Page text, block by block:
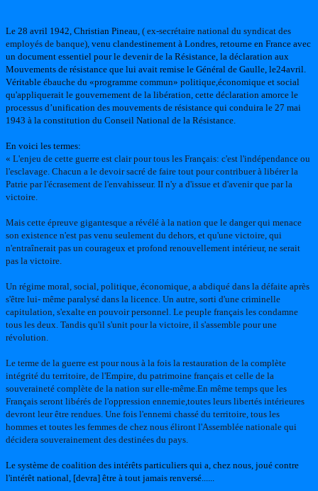
Le 28 avril 1942, Christian Pineau, ( ex-secrétaire national du syndicat des
employés de banque), venu clandestinement à Londres, retourne en France avec
un document essentiel pour le devenir de la Résistance, la déclaration aux
Mouvements de résistance que lui avait remise le Général de Gaulle, le24avril.
Véritable ébauche du «programme commun» politique,économique et social
qu'appliquerait le gouvernement de la libération, cette déclaration amorce le
processus d’unification des mouvements de résistance qui conduira le 27 mai
1943 à la constitution du Conseil National de la Résistance.
En voici les termes:
« L'enjeu de cette guerre est clair pour tous les Français: c'est l'indépendance ou
l'esclavage. Chacun a le devoir sacré de faire tout pour contribuer à libérer la
Patrie par l'écrasement de l'envahisseur. II n'y a d'issue et d'avenir que par la
victoire.
Mais cette épreuve gigantesque a révélé à la nation que le danger qui menace
son existence n'est pas venu seulement du dehors, et qu'une victoire, qui
n'entraînerait pas un courageux et profond renouvellement intérieur, ne serait
pas la victoire.
Un régime moral, social, politique, économique, a abdiqué dans la défaite après
s'être lui- même paralysé dans la licence. Un autre, sorti d'une criminelle
capitulation, s'exalte en pouvoir personnel. Le peuple français les condamne
tous les deux. Tandis qu'il s'unit pour la victoire, il s'assemble pour une
révolution.
Le terme de la guerre est pour nous à la fois la restauration de la complète
intégrité du territoire, de l'Empire, du patrimoine français et celle de la
souveraineté complète de la nation sur elle-même.En même temps que les
Français seront libérés de l'oppression ennemie,toutes leurs libertés intérieures
devront leur être rendues. Une fois l'ennemi chassé du territoire, tous les
hommes et toutes les femmes de chez nous éliront l'Assemblée nationale qui
décidera souverainement des destinées du pays.
Le système de coalition des intérêts particuliers qui a, chez nous, joué contre
l'intérêt national, [devra] être à tout jamais renversé......